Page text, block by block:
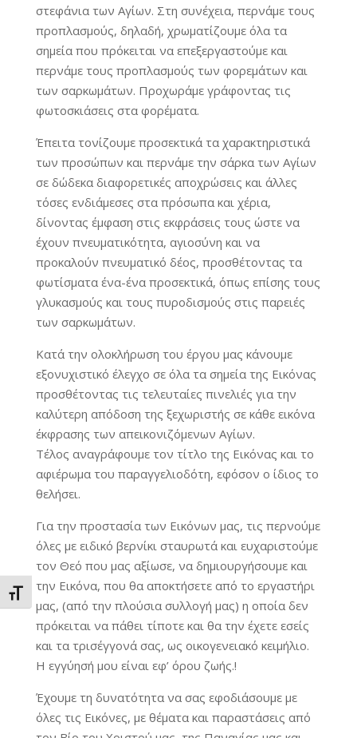
Εναλλαγή Μεγέθους Γραμμάτων
στεφάνια των Αγίων. Στη συνέχεια, περνάμε τους
προπλασμούς, δηλαδή, χρωματίζουμε όλα τα
σημεία που πρόκειται να επεξεργαστούμε και
περνάμε τους προπλασμούς των φορεμάτων και
των σαρκωμάτων. Προχωράμε γράφοντας τις
φωτοσκιάσεις στα φορέματα.
Έπειτα τονίζουμε προσεκτικά τα χαρακτηριστικά
των προσώπων και περνάμε την σάρκα των Αγίων
σε δώδεκα διαφορετικές αποχρώσεις και άλλες
τόσες ενδιάμεσες στα πρόσωπα και χέρια,
δίνοντας έμφαση στις εκφράσεις τους ώστε να
έχουν πνευματικότητα, αγιοσύνη και να
προκαλούν πνευματικό δέος, προσθέτοντας τα
φωτίσματα ένα-ένα προσεκτικά, όπως επίσης τους
γλυκασμούς και τους πυροδισμούς στις παρειές
των σαρκωμάτων.
Κατά την ολοκλήρωση του έργου μας κάνουμε
εξονυχιστικό έλεγχο σε όλα τα σημεία της Εικόνας
προσθέτοντας τις τελευταίες πινελιές για την
καλύτερη απόδοση της ξεχωριστής σε κάθε εικόνα
έκφρασης των απεικονιζόμενων Αγίων.
Τέλος αναγράφουμε τον τίτλο της Εικόνας και το
αφιέρωμα του παραγγελιοδότη, εφόσον ο ίδιος το
θελήσει.
Για την προστασία των Εικόνων μας, τις περνούμε
όλες με ειδικό βερνίκι σταυρωτά και ευχαριστούμε
τον Θεό που μας αξίωσε, να δημιουργήσουμε και
την Εικόνα, που θα αποκτήσετε από το εργαστήρι
μας, (από την πλούσια συλλογή μας) η οποία δεν
πρόκειται να πάθει τίποτε και θα την έχετε εσείς
και τα τρισέγγονά σας, ως οικογενειακό κειμήλιο.
Η εγγύησή μου είναι εφ’ όρου ζωής.!
Έχουμε τη δυνατότητα να σας εφοδιάσουμε με
όλες τις Εικόνες, με θέματα και παραστάσεις από